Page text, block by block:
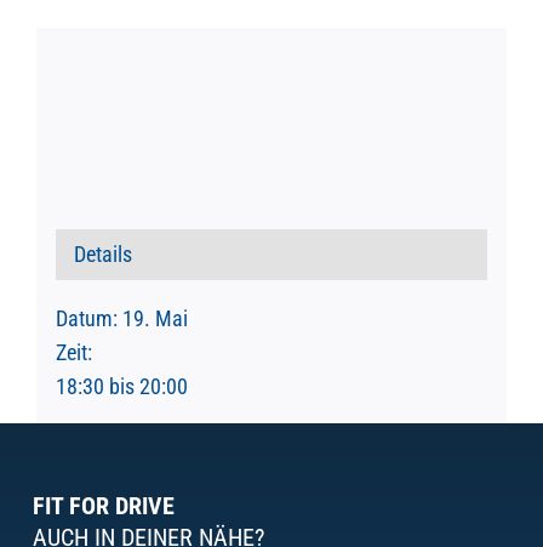
Details
Datum: 19. Mai
Zeit:
18:30 bis 20:00
FIT FOR DRIVE
AUCH IN DEINER NÄHE?